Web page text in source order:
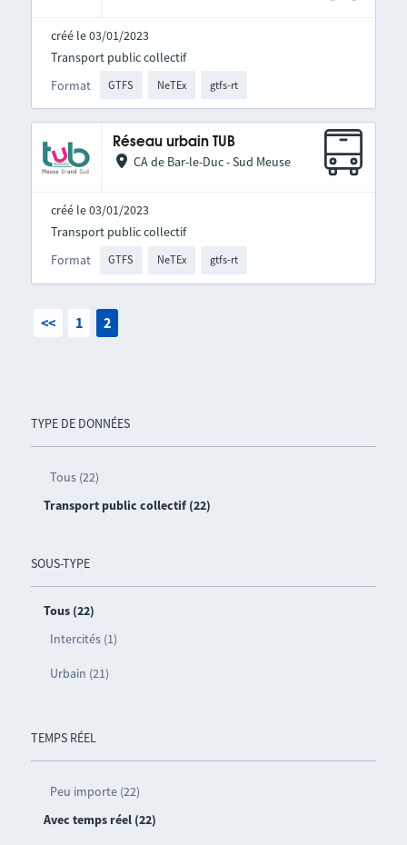
TYPE DE DONNÉES
Tous (22)
Transport public collectif (22)
SOUS-TYPE
Tous (22)
Intercités (1)
Urbain (21)
TEMPS RÉEL
Peu importe (22)
Avec temps réel (22)
créé le 03/01/2023
Format GTFS NeTEx gtfs-rt
Transport public collectif
Réseau urbain TUB
CA de Bar-le-Duc - Sud Meuse
créé le 03/01/2023
Format GTFS NeTEx gtfs-rt
Transport public collectif
<< 1 2